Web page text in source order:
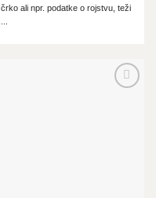
črko ali npr. podatke o rojstvu, teži